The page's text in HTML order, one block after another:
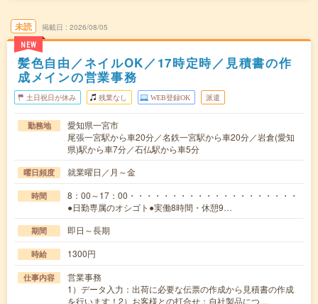
未読
NEW
掲載日 2026/08/05
髪色自由／ネイルOK／17時定時／見積書の作
成メインの営業事務
土日祝日が休み 残業なし WEB登録OK 派遣
勤務地
愛知県一宮市
尾張一宮駅から車20分／名鉄一宮駅から車20分／岩倉(愛知
県)駅から車7分／石仏駅から車5分
曜日頻度 就業曜日／月～金
時間
8：00～17：00・・・・・・・・・・・・・・・・・・・・
●日勤専属のオシゴト●実働8時間・休憩9…
期間 即日～長期
時給 1300円
仕事内容
営業事務
1）データ入力：出荷に必要な伝票の作成から見積書の作成
を行います！2）お客様との打合せ：自社製品につ…